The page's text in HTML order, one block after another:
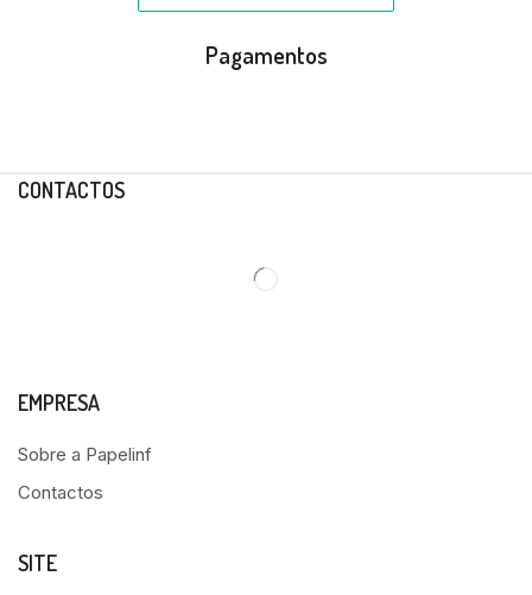
Pagamentos
CONTACTOS
EMPRESA
Sobre a Papelinf
Contactos
SITE